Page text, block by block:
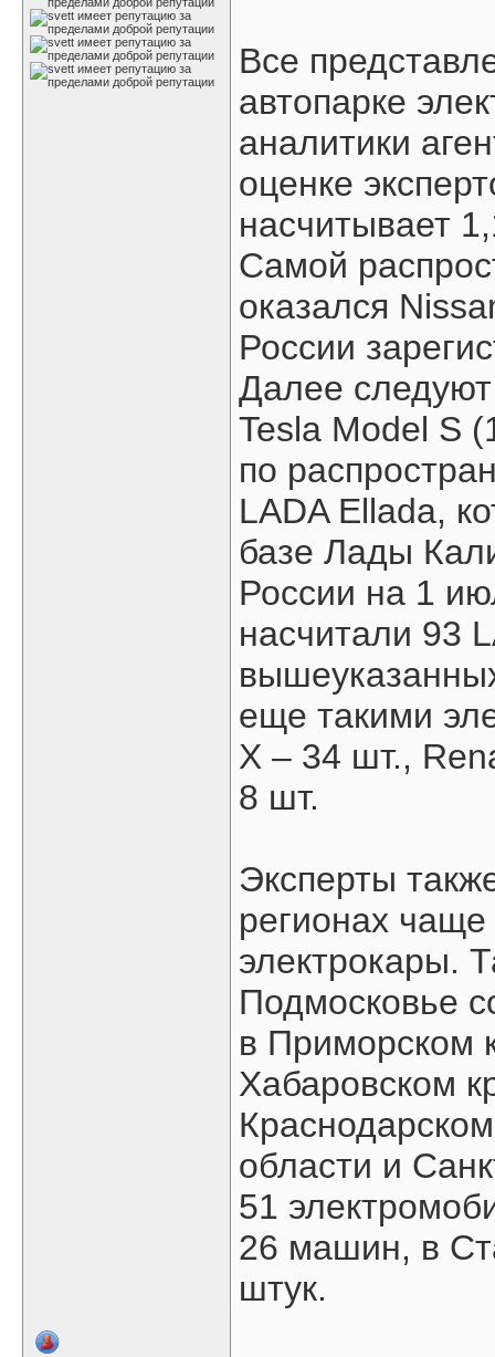
Все
автопарке
аналитики
оценке
насчитывает
Самой
оказался
России
Далее
Tesla Model S
по
LADA Ellada,
базе Лады
России на 1
насчитали 93
еще такими
X – 34 шт.,
8 шт.
Эксперты
регионах чаще
электрокары.
Подмосковье
в Приморском
Хабаровском
области и
51
26 машин, в
штук.